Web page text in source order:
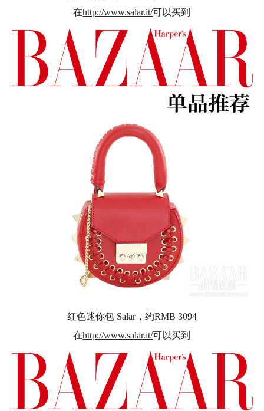
在http://www.salar.it/可以买到
红色迷你包 Salar，约RMB 3094
在http://www.salar.it/可以买到